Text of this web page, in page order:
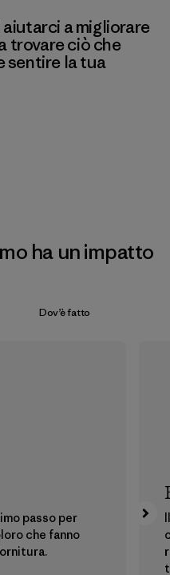
a migliorare
trovare ciò che
sentire la tua
ha un impatto
Dov’è fatto
passo per
che fanno